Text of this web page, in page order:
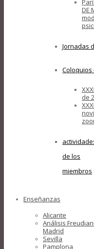
DE
Jornadas
Coloquios
de
de los
miembros
Enseñanzas
Alicante
Análisis
Madrid
Sevilla
Pamplona